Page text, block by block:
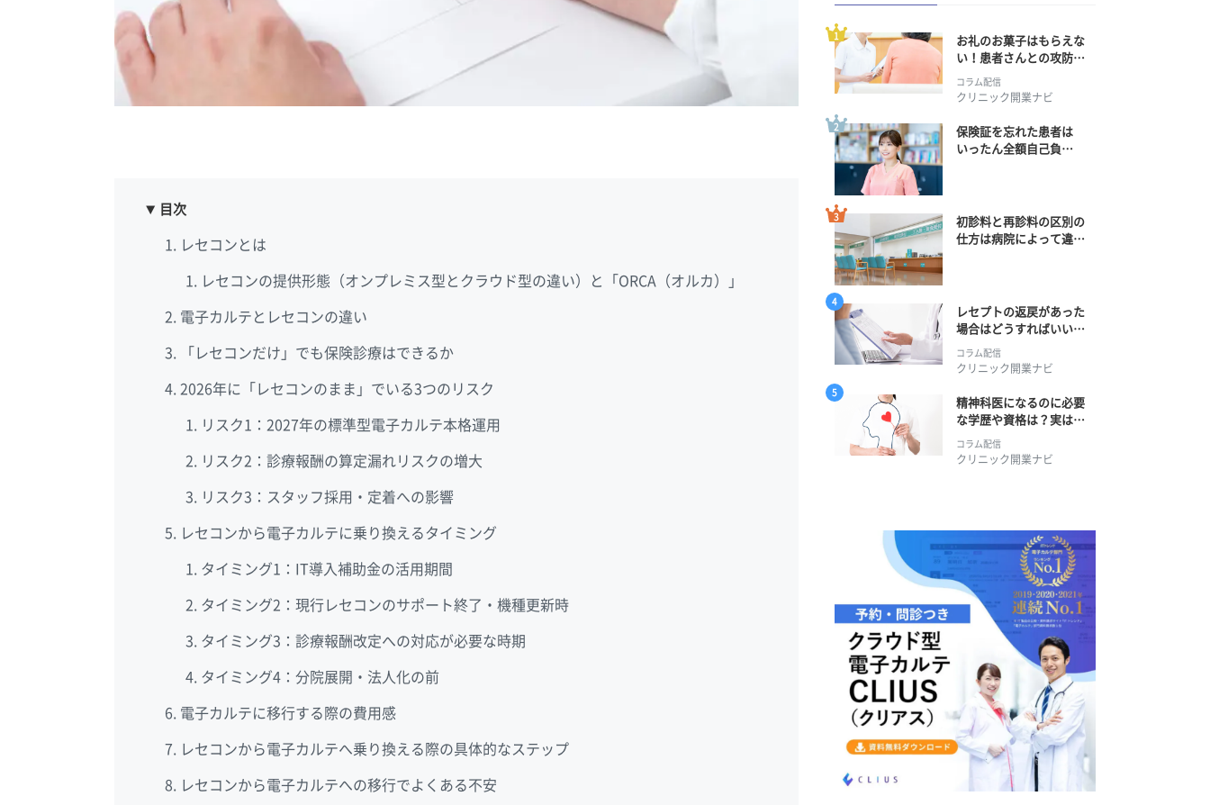
目次
レセコンとは
レセコンの提供形態（オンプレミス型とクラウド型の違い）と「ORCA（オルカ）」
電子カルテとレセコンの違い
「レセコンだけ」でも保険診療はできるか
2026年に「レセコンのまま」でいる3つのリスク
リスク1：2027年の標準型電子カルテ本格運用
リスク2：診療報酬の算定漏れリスクの増大
リスク3：スタッフ採用・定着への影響
レセコンから電子カルテに乗り換えるタイミング
タイミング1：IT導入補助金の活用期間
タイミング2：現行レセコンのサポート終了・機種更新時
タイミング3：診療報酬改定への対応が必要な時期
タイミング4：分院展開・法人化の前
電子カルテに移行する際の費用感
レセコンから電子カルテへ乗り換える際の具体的なステップ
レセコンから電子カルテへの移行でよくある不安
お礼のお菓子はもらえな
い！患者さんとの攻防の
コラム配信
クリニック開業ナビ
保険証を忘れた患者は
いったん全額自己負
初診料と再診料の区別の
仕方は病院によって違
レセプトの返戻があった
場合はどうすればいい？
そのプロセスとは？
コラム配信
クリニック開業ナビ
精神科医になるのに必要
な学歴や資格は？実は学
士編入学からでも目指せ
る！
コラム配信
クリニック開業ナビ